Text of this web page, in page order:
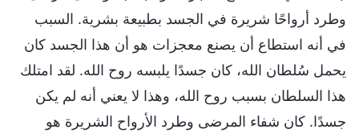
وطرد أرواحًا شريرة في الجسد بطبيعة بشرية. السبب
في أنه استطاع أن يصنع معجزات هو أن هذا الجسد كان
يحمل سُلطان الله، كان جسدًا يلبسه روح الله. لقد امتلك
هذا السلطان بسبب روح الله، وهذا لا يعني أنه لم يكن
جسدًا. كان شفاء المرضى وطرد الأرواح الشريرة هو